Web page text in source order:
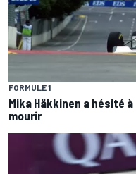
FORMULE 1
Mika Häkkinen a hésité
mourir